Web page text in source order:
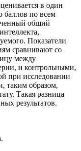
в один
баллов по всем
общий
Показатели
сравнивают со
между
и контрольными,
при исследовании
таким образом,
Такая разница
результатов.